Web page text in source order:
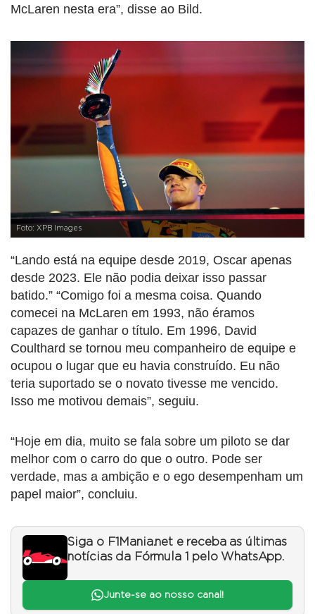
McLaren nesta era”, disse ao Bild.
Foto: XPB Images
“Lando está na equipe desde 2019, Oscar apenas
desde 2023. Ele não podia deixar isso passar
batido.” “Comigo foi a mesma coisa. Quando
comecei na McLaren em 1993, não éramos
capazes de ganhar o título. Em 1996, David
Coulthard se tornou meu companheiro de equipe e
ocupou o lugar que eu havia construído. Eu não
teria suportado se o novato tivesse me vencido.
Isso me motivou demais”, seguiu.
“Hoje em dia, muito se fala sobre um piloto se dar
melhor com o carro do que o outro. Pode ser
verdade, mas a ambição e o ego desempenham um
papel maior”, concluiu.
Siga o F1Mania.net e receba as últimas
notícias da Fórmula 1 pelo WhatsApp.
Junte-se ao nosso canal!